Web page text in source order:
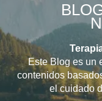
Este Blog es un
contenidos
el cuidado